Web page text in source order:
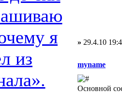
я
из
» 29.4.10
myname
Основной